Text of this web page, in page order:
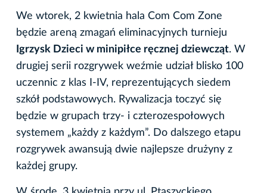
We wtorek, 2 kwietnia hala Com Com Zone
będzie areną zmagań eliminacyjnych turnieju
Igrzysk Dzieci w minipiłce ręcznej dziewcząt. W
drugiej serii rozgrywek weźmie udział blisko 100
uczennic z klas I-IV, reprezentujących siedem
szkół podstawowych. Rywalizacja toczyć się
będzie w grupach trzy- i czterozespołowych
systemem „każdy z każdym”. Do dalszego etapu
rozgrywek awansują dwie najlepsze drużyny z
każdej grupy.